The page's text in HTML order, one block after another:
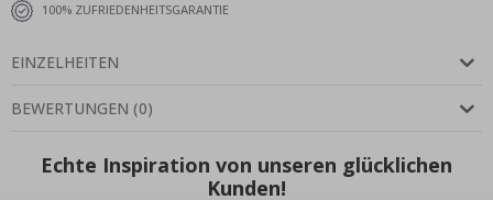
100% ZUFRIEDENHEITSGARANTIE
EINZELHEITEN
BEWERTUNGEN (0)
Echte Inspiration von unseren glücklichen
Kunden!